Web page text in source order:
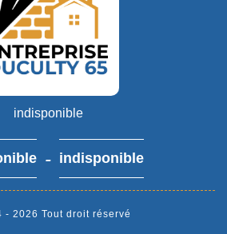
indisponible
- indisponible
- 2026 Tout droit réservé